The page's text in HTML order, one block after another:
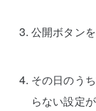
公開ボタン
その日のう
らない設定